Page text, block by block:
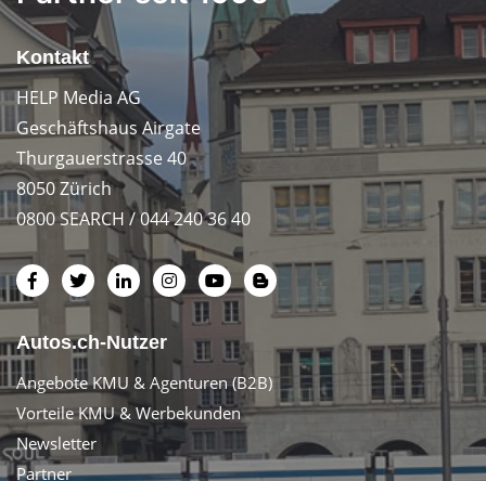
Kontakt
HELP Media AG
Geschäftshaus Airgate
Thurgauerstrasse 40
8050 Zürich
0800 SEARCH / 044 240 36 40
Autos.ch-Nutzer
Angebote KMU & Agenturen (B2B)
Vorteile KMU & Werbekunden
Newsletter
Partner